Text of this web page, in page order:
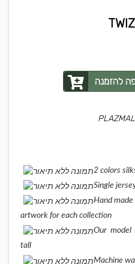
להזמנה
2 colors
Single
Hand
artwork for each collection
Our model
tall
Machine